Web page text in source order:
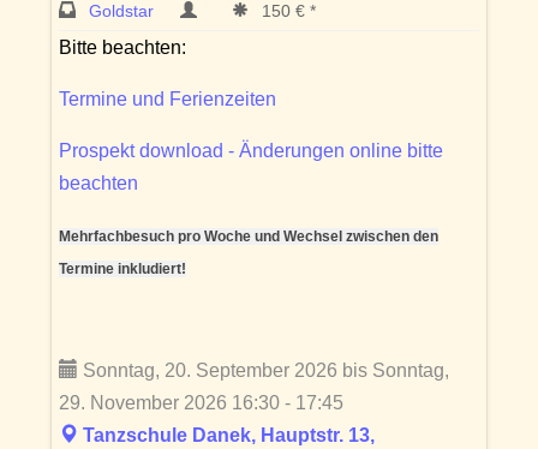
Goldstar 150 € *
Bitte beachten:
Termine und Ferienzeiten
Prospekt download - Änderungen online bitte
beachten
Mehrfachbesuch pro Woche und Wechsel zwischen den
Termine inkludiert!
Sonntag, 20. September 2026 bis Sonntag,
29. November 2026 16:30 - 17:45
Tanzschule Danek, Hauptstr. 13,